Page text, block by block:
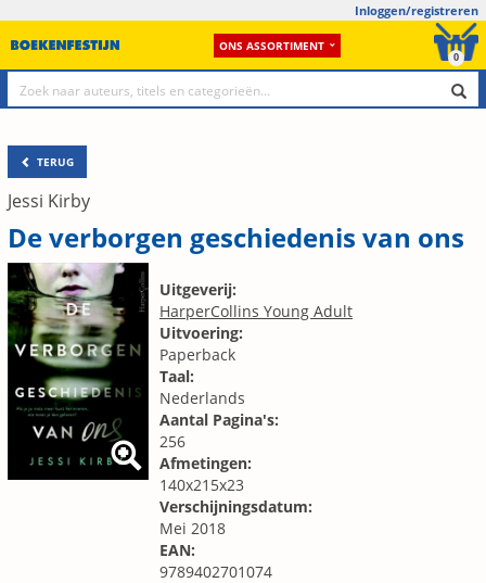
Inloggen/registreren
ONS ASSORTIMENT
0
TERUG
Jessi Kirby
De verborgen geschiedenis van ons
Uitgeverij:
HarperCollins Young Adult
Uitvoering:
Paperback
Taal:
Nederlands
Aantal Pagina's:
256
Afmetingen:
140x215x23
Verschijningsdatum:
Mei 2018
EAN:
9789402701074